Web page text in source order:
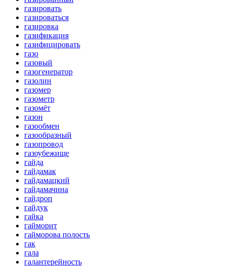
газировать
газироваться
газировка
газификация
газифицировать
газо
газовый
газогенератор
газолин
газомер
газометр
газомёт
газон
газообмен
газообразный
газопровод
газоубежище
гайда
гайдамак
гайдамацкий
гайдамачина
гайдроп
гайдук
гайка
гайморит
гайморова полость
гак
гала
галантерейность